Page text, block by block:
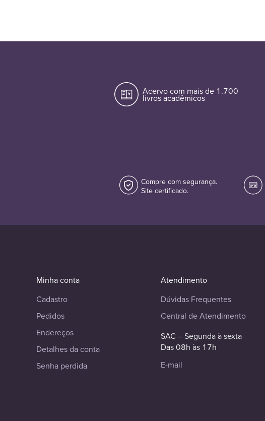
Acervo com mais de 1.700
livros acadêmicos
Compre com segurança.
Site certificado.
Minha conta
Cadastro
Pedidos
Endereços
Detalhes da conta
Senha perdida
Atendimento
Dúvidas Frequentes
Central de Atendimento
SAC – Segunda à sexta
Das 08h às 17h
E-mail